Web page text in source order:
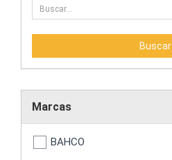
Marcas
BAHCO